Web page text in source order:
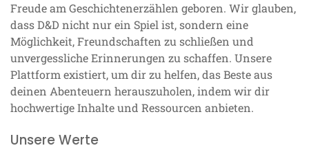
Freude am Geschichtenerzählen geboren. Wir glauben,
dass D&D nicht nur ein Spiel ist, sondern eine
Möglichkeit, Freundschaften zu schließen und
unvergessliche Erinnerungen zu schaffen. Unsere
Plattform existiert, um dir zu helfen, das Beste aus
deinen Abenteuern herauszuholen, indem wir dir
hochwertige Inhalte und Ressourcen anbieten.
Unsere Werte